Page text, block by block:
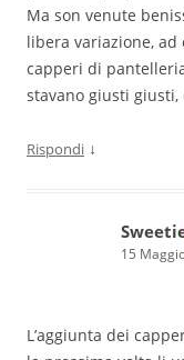
Ma son venute
libera variazione,
capperi di
stavano giusti giusti,
Rispondi ↓
15
L’aggiunta dei